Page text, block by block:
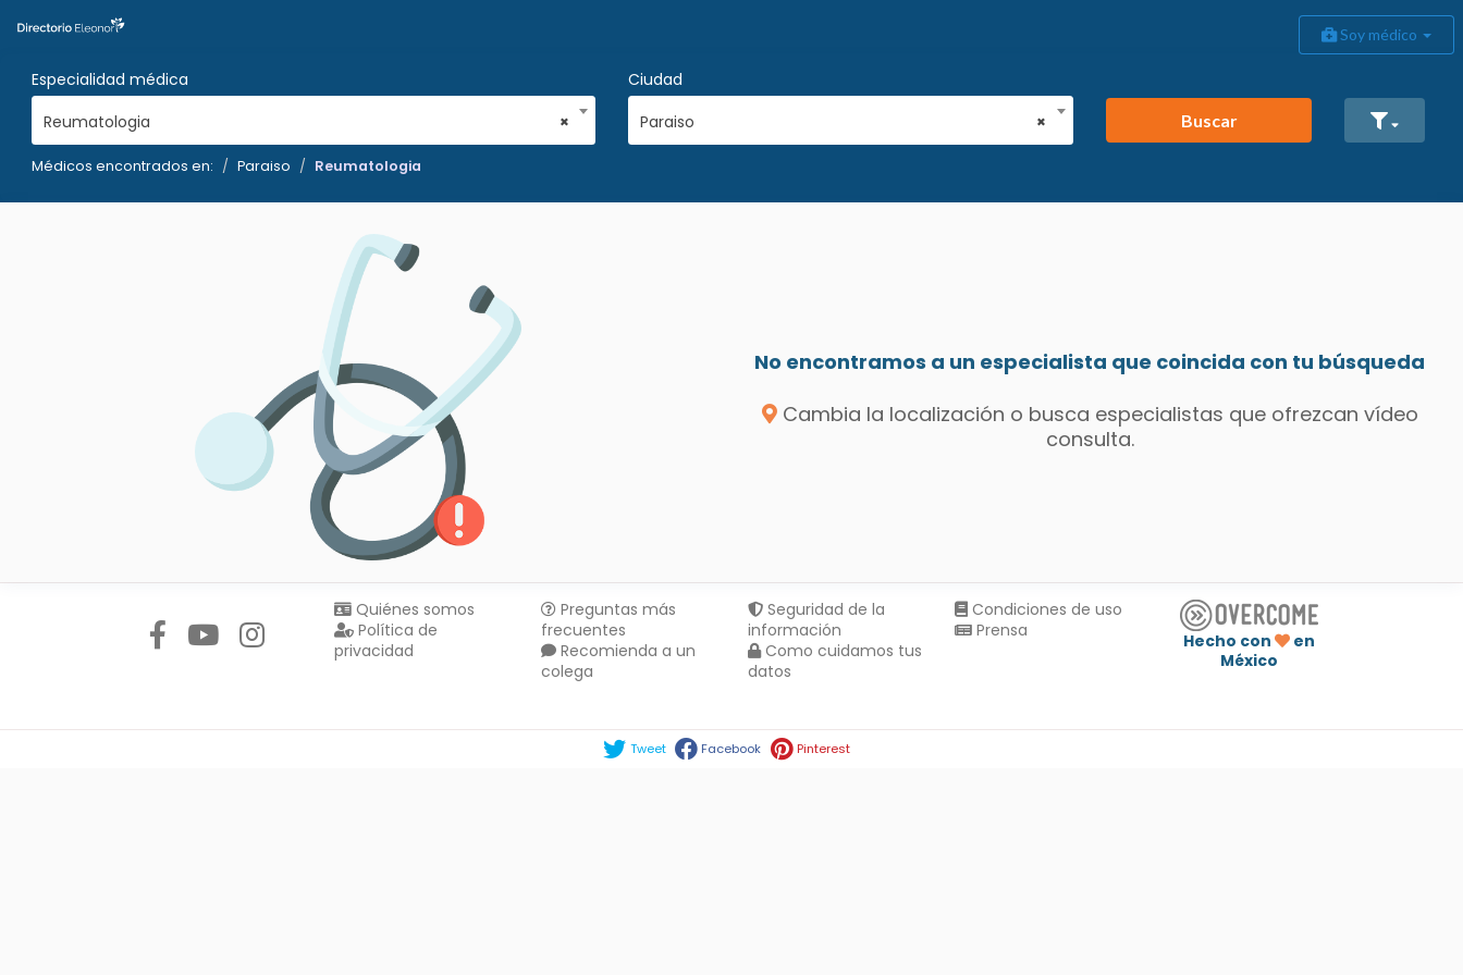
Soy médico
Especialidad médica
×
Reumatologia
Ciudad
×
Paraiso Buscar
Médicos encontrados en: Paraiso Reumatologia
No encontramos a un especialista que coincida con tu búsqueda
Cambia la localización o busca especialistas que ofrezcan vídeo
consulta.
Quiénes somos
Política de
privacidad
Preguntas más
frecuentes
Recomienda a un
colega
Seguridad de la
información
Como cuidamos tus
datos
Condiciones de uso
Prensa
Hecho con
en
México
Tweet Facebook Pinterest